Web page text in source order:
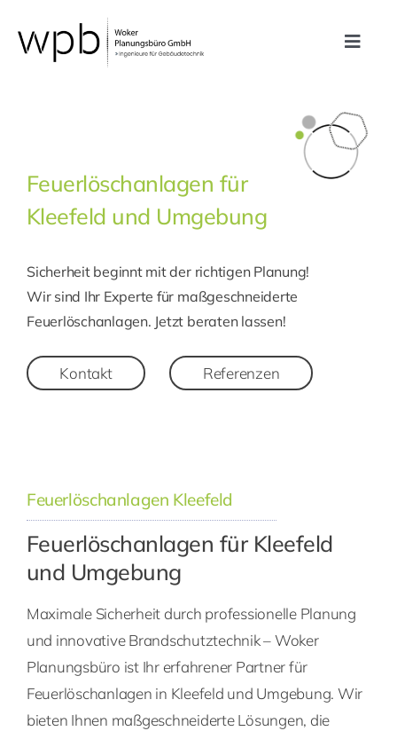
Inhalt
springen
Toggle
Unternehmen
Karriere
Kontakt
Feuerlöschanlagen für
Kleefeld und Umgebung
Sicherheit beginnt mit der richtigen Planung!
Wir sind Ihr Experte für maßgeschneiderte
Feuerlöschanlagen. Jetzt beraten lassen!
Kontakt Referenzen
Feuerlöschanlagen Kleefeld
Feuerlöschanlagen für Kleefeld
und Umgebung
Maximale Sicherheit durch professionelle Planung
und innovative Brandschutztechnik – Woker
Planungsbüro ist Ihr erfahrener Partner für
Feuerlöschanlagen in Kleefeld und Umgebung. Wir
bieten Ihnen maßgeschneiderte Lösungen, die